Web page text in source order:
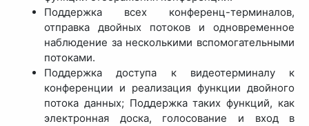
Поддержка всех конференц-терминалов,
отправка двойных потоков и одновременное
наблюдение за несколькими вспомогательными
потоками.
Поддержка доступа к видеотерминалу к
конференции и реализация функции двойного
потока данных; Поддержка таких функций, как
электронная доска, голосование и вход в